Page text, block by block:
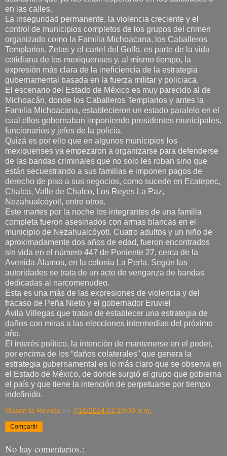
en las calles.
La inseguridad permanente, la violencia creciente y el
control de municipios completos de los grupos del crimen
organizado como la Familia Michoacana, los Caballeros
Templarios, Zetas y el cartel del Golfo, es parte de la vida
cotidiana de los mexiquenses y, al mismo tiempo, la
expresión más clara de la ineficiencia de la estrategia
gubernamental basada en la fuerza militar y policiaca.
El escenario del Estado de México es muy parecido al de
Michoacán, donde los Caballeros Templarios y antes la
Familia Michoacana, establecieron un estado paralelo en el
cual ellos gobernaban imponiendo presidentes municipales,
funcionarios y jefes de la policía.
Quizá es por ello que en algunos municipios los
mexiquenses ya empezaron a organizarse para defenderse
de las bandas criminales que no solo les roban sino que
están secuestrando a sus familias e imponen pagos de
derecho de piso a sus negocios, como sucede en Ecatepec,
Chalco, Valle de Chalco, Los Reyes La Paz,
Nezahualcóyotl, entre otros.
Este martes por la noche los integrantes de una familia
completa fueron asesinados con armas blancas en el
municipio de Nezahualcóyotl. Cuatro adultos y un niño de
aproximadamente dos años de edad, fueron encontrados
sin vida en el número 447 de Poniente 27, cerca de la
Avenida Álamos, en la colonia La Perla. Según las
autoridades se trata de un acto de venganza de bandas
dedicadas al narcomenudeo.
Esta es una más de las expresiones de violencia y del
fracaso de Peña Nieto y el gobernador Eruviel
Ávila Villegas que tratan de establecer una estrategia de
daños con miras a las elecciones intermedias del próximo
año.
El interés político, la intención de mantenerse en el poder,
por encima de los “daños colaterales” que genera la
estrategia gubernamental es lo más claro que se observa en
el Estado de México, de donde surgió el grupo que gobierna
el país y que tiene la intención de perpetuarse por tiempo
indefinido.
Mason la Revista en 7/10/2014 01:10:00 p.m.
Compartir
No hay comentarios.: